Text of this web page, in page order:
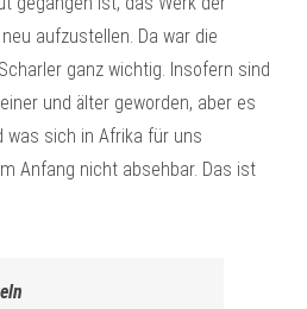
aufzustellen. Da war die
ganz wichtig. Insofern sind
und älter geworden, aber es
was sich in Afrika für uns
Anfang nicht absehbar. Das ist